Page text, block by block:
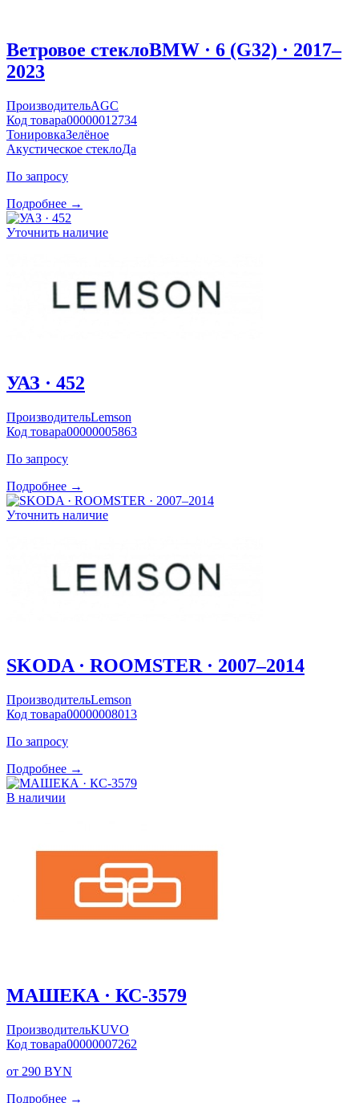
Ветровое стеклоBMW · 6 (G32) · 2017–
2023
ПроизводительAGC
Код товара00000012734
ТонировкаЗелёное
Акустическое стеклоДа
По запросу
Подробнее →
Уточнить наличие
УАЗ · 452
ПроизводительLemson
Код товара00000005863
По запросу
Подробнее →
Уточнить наличие
SKODA · ROOMSTER · 2007–2014
ПроизводительLemson
Код товара00000008013
По запросу
Подробнее →
В наличии
МАШЕКА · КС-3579
ПроизводительKUVO
Код товара00000007262
от 290 BYN
Подробнее →